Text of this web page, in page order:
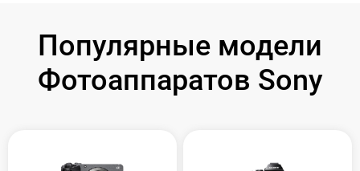
Популярные модели
Фотоаппаратов Sony